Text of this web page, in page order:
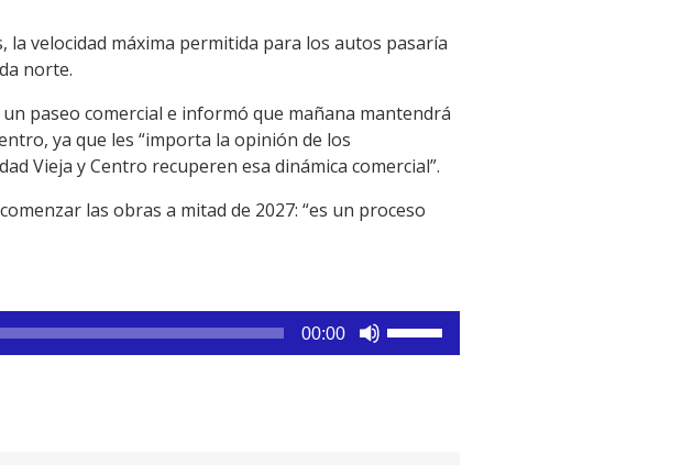
la velocidad máxima permitida para los autos pasaría
norte.
paseo comercial e informó que mañana mantendrá
ya que les “importa la opinión de los
Vieja y Centro recuperen esa dinámica comercial”.
las obras a mitad de 2027: “es un proceso
00:00